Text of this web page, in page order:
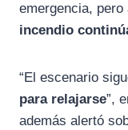
emergencia, pero
incendio
“El escenario
para relajarse”,
además alertó